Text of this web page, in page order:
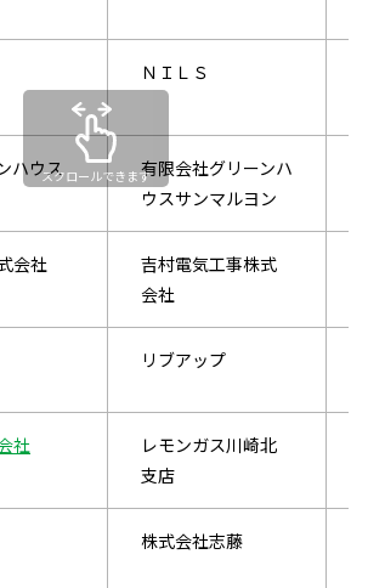
ＮＩＬＳ
ハウス
有限会社グリーンハ
ウスサンマルヨン
会社
吉村電気工事株式
会社
リブアップ
社
レモンガス川崎北
支店
株式会社志藤
スクロールできます